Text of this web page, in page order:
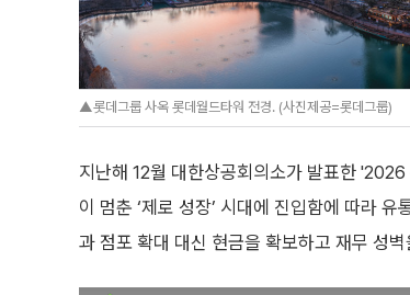
▲롯데그룹 사옥 롯데월드타워 전경. (사진제공=롯데그룹)
지난해 12월 대한상공회의소가 발표한
이 멈춘 ‘제로 성장’ 시대에 진입함에 따라
과 점포 확대 대신 현금을 확보하고 재무 성